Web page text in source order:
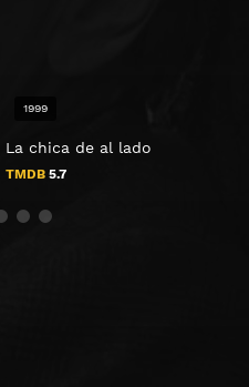
La chica de al lado
TMDB 5.7
1999